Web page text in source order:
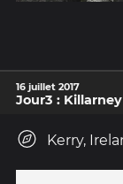
16 juillet 2017
Jour3 :
Kerry,